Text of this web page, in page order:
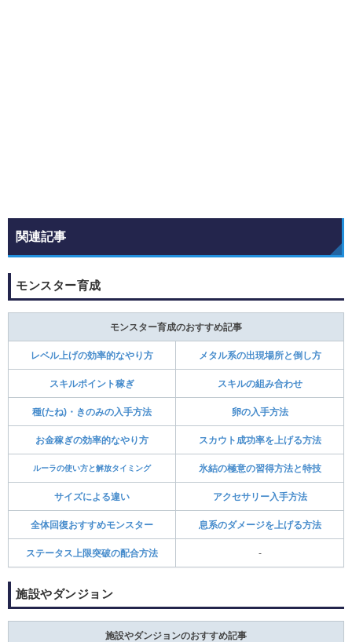
関連記事
モンスター育成
モンスター育成のおすすめ記事
レベル上げの効率的なやり方 メタル系の出現場所と倒し方
スキルポイント稼ぎ スキルの組み合わせ
種(たね)・きのみの入手方法 卵の入手方法
お金稼ぎの効率的なやり方 スカウト成功率を上げる方法
ルーラの使い方と解放タイミング 氷結の極意の習得方法と特技
サイズによる違い アクセサリー入手方法
全体回復おすすめモンスター 息系のダメージを上げる方法
ステータス上限突破の配合方法 ‐
施設やダンジョン
施設やダンジョンのおすすめ記事